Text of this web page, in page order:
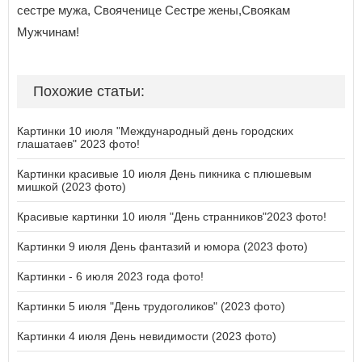
сестре мужа, Свояченице Сестре жены,Своякам
Мужчинам!
Похожие статьи:
Картинки 10 июля "Международный день городских
глашатаев" 2023 фото!
Картинки красивые 10 июля День пикника с плюшевым
мишкой (2023 фото)
Красивые картинки 10 июля "День странников"2023 фото!
Картинки 9 июля День фантазий и юмора (2023 фото)
Картинки - 6 июля 2023 года фото!
Картинки 5 июля "День трудоголиков" (2023 фото)
Картинки 4 июля День невидимости (2023 фото)